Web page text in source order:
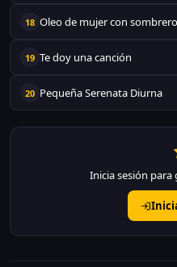
18 Oleo de mujer con sombrero
19 Te doy una canción
20 Pequeña Serenata Diurna
Inicia sesión